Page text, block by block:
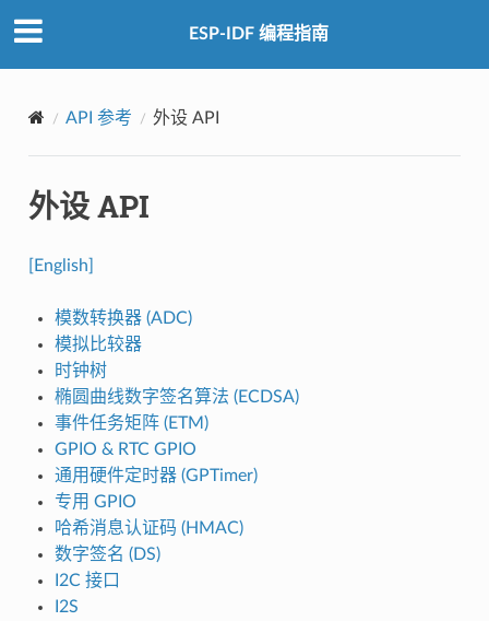
ESP-IDF 编程指南
API 参考 外设 API
外设 API
[English]
模数转换器 (ADC)
模拟比较器
时钟树
椭圆曲线数字签名算法 (ECDSA)
事件任务矩阵 (ETM)
GPIO & RTC GPIO
通用硬件定时器 (GPTimer)
专用 GPIO
哈希消息认证码 (HMAC)
数字签名 (DS)
I2C 接口
I2S